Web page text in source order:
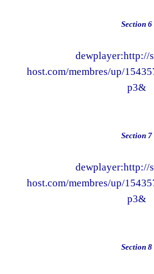
Section 6
dewplayer:http://
host.com/membres/up/
p3&
Section 7
dewplayer:http://
host.com/membres/up/
p3&
Section 8